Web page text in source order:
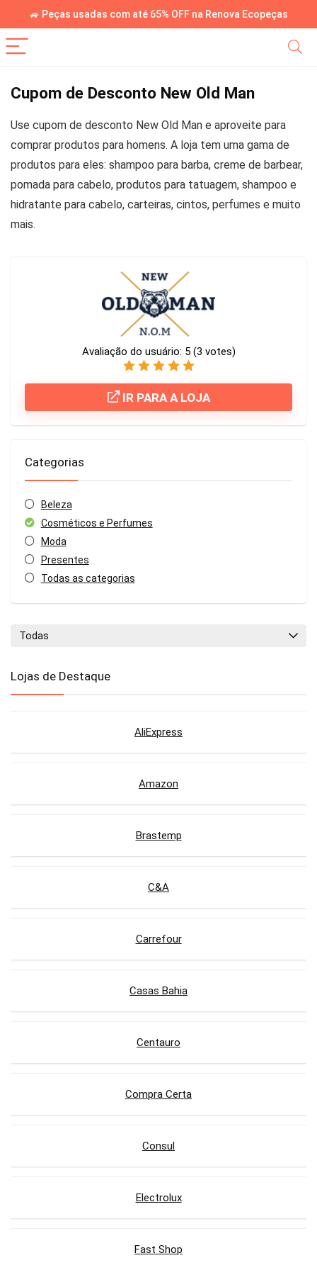
🚙 Peças usadas com até 65% OFF na Renova Ecopeças
Cupom de Desconto New Old Man
Use cupom de desconto New Old Man e aproveite para
comprar produtos para homens. A loja tem uma gama de
produtos para eles: shampoo para barba, creme de barbear,
pomada para cabelo, produtos para tatuagem, shampoo e
hidratante para cabelo, carteiras, cintos, perfumes e muito
mais.
Avaliação do usuário: 5 (3 votes)
IR PARA A LOJA
Categorias
Beleza
Cosméticos e Perfumes
Moda
Presentes
Todas as categorias
Todas
Lojas de Destaque
AliExpress
Amazon
Brastemp
C&A
Carrefour
Casas Bahia
Centauro
Compra Certa
Consul
Electrolux
Fast Shop